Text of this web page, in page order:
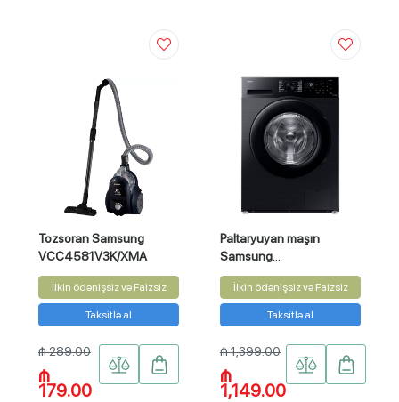
Tozsoran Samsung
VCC4581V3K/XMA
İlkin ödənişsiz və Faizsiz
Taksitlə al
₼ 289.00
₼
179.00
Paltaryuyan maşın
Samsung
WW90CGC04DABSG
İlkin ödənişsiz və Faizsiz
Taksitlə al
₼ 1,399.00
₼
1,149.00